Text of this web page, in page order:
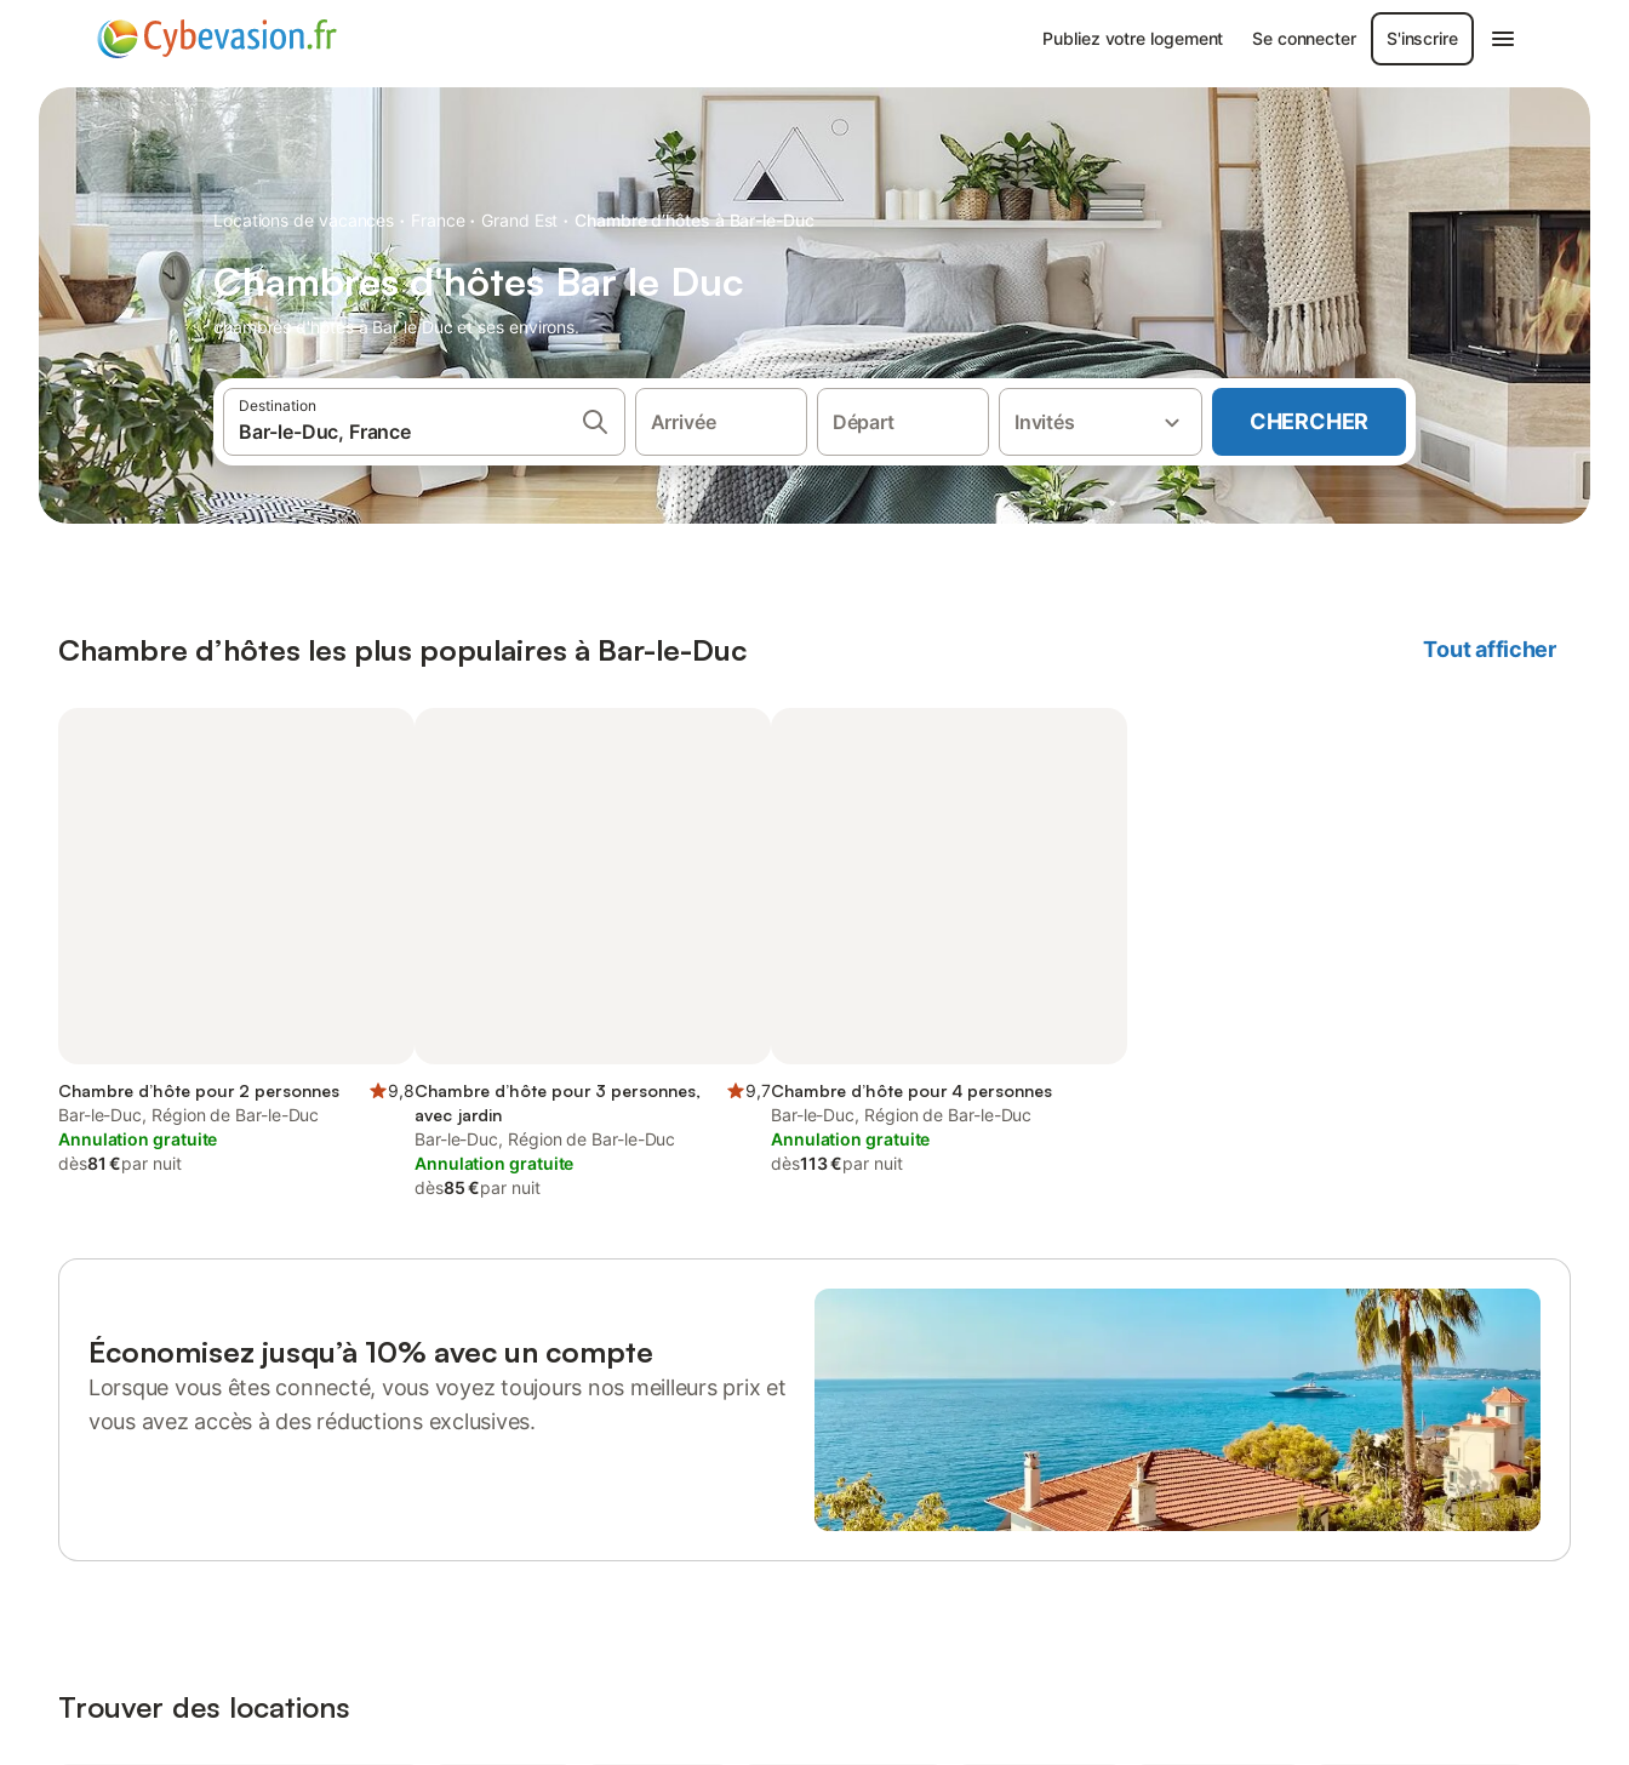
Publiez votre logement Se connecter S'inscrire
Locations de vacances · France · Grand Est · Chambre d’hôtes à Bar-le-Duc
Chambres d'hôtes Bar le Duc
chambres d'hôtes à Bar le Duc et ses environs.
Destination
Arrivée Départ Invités CHERCHER
Chambre d’hôtes les plus populaires à Bar-le-Duc Tout afficher
Chambre d’hôte pour 2 personnes
9,8
Bar-le-Duc, Région de Bar-le-Duc
Annulation gratuite
dès81 €par nuit
Chambre d’hôte pour 3 personnes,
avec jardin
9,7
Bar-le-Duc, Région de Bar-le-Duc
Annulation gratuite
dès85 €par nuit
Chambre d’hôte pour 4 personnes
Bar-le-Duc, Région de Bar-le-Duc
Annulation gratuite
dès113 €par nuit
Économisez jusqu’à 10% avec un compte
Lorsque vous êtes connecté, vous voyez toujours nos meilleurs prix et
vous avez accès à des réductions exclusives.
Trouver des locations